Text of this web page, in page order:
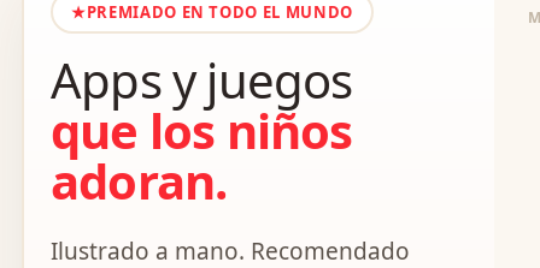
★PREMIADO EN TODO EL MUNDO
Apps y juegos
que los niños
adoran.
Ilustrado a mano. Recomendado